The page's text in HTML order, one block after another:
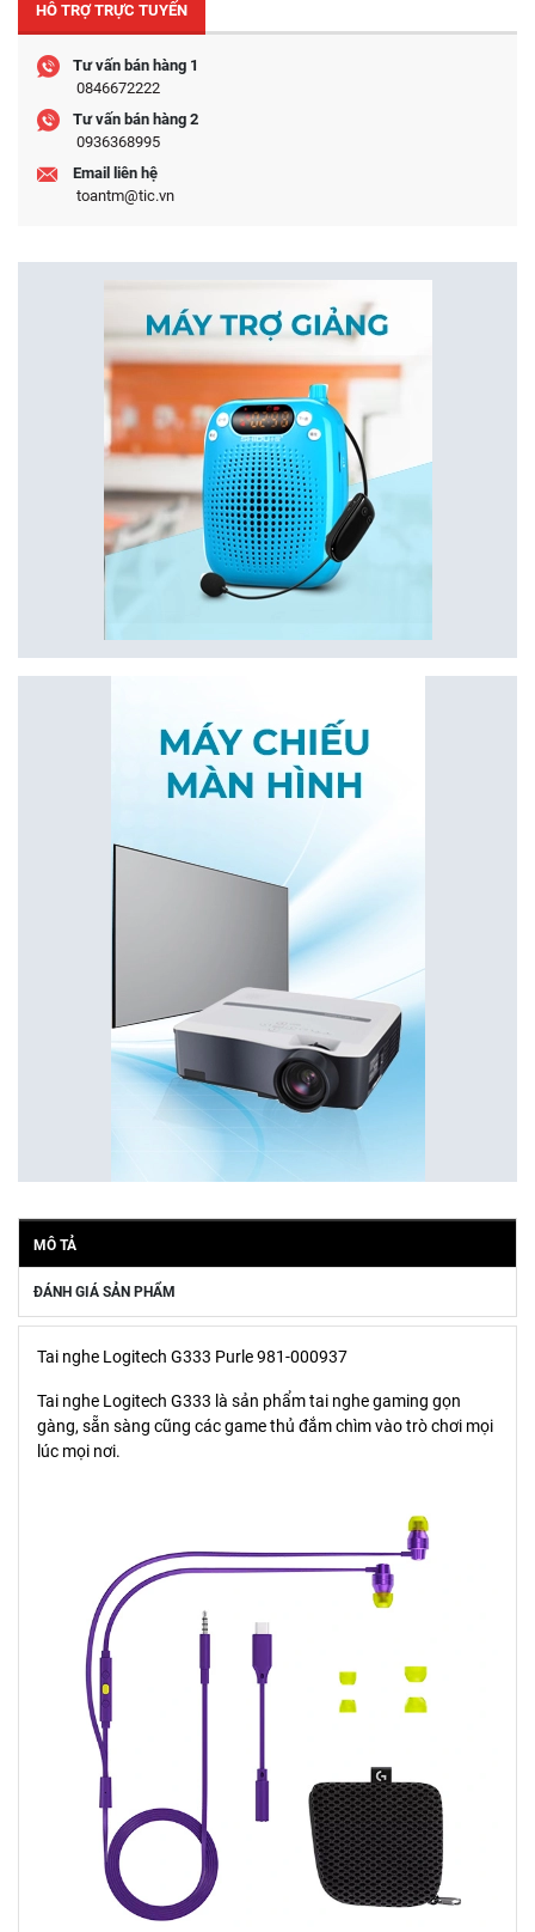
HỖ TRỢ TRỰC TUYẾN
Tư vấn bán hàng 1
0846672222
Tư vấn bán hàng 2
0936368995
Email liên hệ
toantm@tic.vn
MÔ TẢ
ĐÁNH GIÁ SẢN PHẨM
Tai nghe Logitech G333 Purle 981-000937
Tai nghe Logitech G333 là sản phẩm tai nghe gaming gọn
gàng, sẵn sàng cũng các game thủ đắm chìm vào trò chơi mọi
lúc mọi nơi.